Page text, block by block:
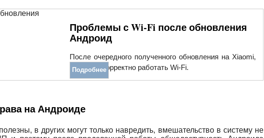
Проблемы с Wi-Fi после обновления
Андроид
После очередного полученного обновления на Xiaomi,
перестал корректно работать Wi-Fi.
Подробнее
на Андроиде
в других могут только навредить, вмешательство в систему не